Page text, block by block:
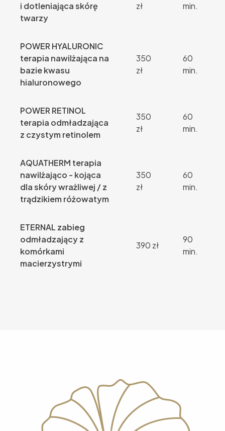
i dotleniająca skórę
twarzy
zł
min.
POWER HYALURONIC
terapia nawilżająca na
bazie kwasu
hialuronowego
350
zł
60
min.
POWER RETINOL
terapia odmładzająca
z czystym retinolem
350
zł
60
min.
AQUATHERM terapia
nawilżająco - kojąca
dla skóry wrażliwej / z
trądzikiem różowatym
350
zł
60
min.
ETERNAL zabieg
odmładzający z
komórkami
macierzystrymi
390 zł
90
min.